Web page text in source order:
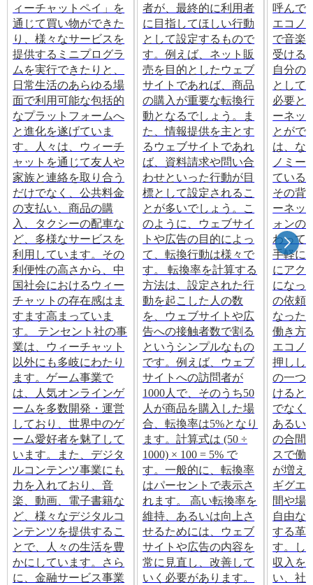
ィーチャットペイ」を
通じて買い物ができた
り、様々なサービスを
提供するミニプログラ
ムを実行できたりと、
日常生活のあらゆる場
面で利用可能な包括的
なプラットフォームへ
と進化を遂げていま
す。人々は、ウィーチ
ャットを通じて友人や
家族と連絡を取り合う
だけでなく、公共料金
の支払い、商品の購
入、タクシーの配車な
ど、多様なサービスを
利用しています。その
利便性の高さから、中
国社会におけるウィー
チャットの存在感はま
すます高まっていま
す。 テンセント社の事
業は、ウィーチャット
以外にも多岐にわたり
ます。ゲーム事業で
は、人気オンラインゲ
ームを多数開発・運営
しており、世界中のゲ
ーム愛好者を魅了して
います。また、デジタ
ルコンテンツ事業にも
力を入れており、音
楽、動画、電子書籍な
ど、様々なデジタルコ
ンテンツを提供するこ
とで、人々の生活を豊
かにしています。さら
に、金融サービス事業
者が、最終的に利用者
に目指してほしい行動
として設定するもので
す。例えば、ネット販
売を目的としたウェブ
サイトであれば、商品
の購入が重要な転換行
動となるでしょう。ま
た、情報提供を主とす
るウェブサイトであれ
ば、資料請求や問い合
わせといった行動が目
標として設定されるこ
とが多いでしょう。こ
のように、ウェブサイ
トや広告の目的によっ
て、転換行動は様々で
す。 転換率を計算する
方法は、設定された行
動を起こした人の数
を、ウェブサイトや広
告への接触者数で割る
というシンプルなもの
です。例えば、ウェブ
サイトへの訪問者が
1000人で、そのうち50
人が商品を購入した場
合、転換率は5%となり
ます。計算式は (50 ÷
1000) × 100 = 5% で
す。一般的に、転換率
はパーセントで表示さ
れます。 高い転換率を
維持、あるいは向上さ
せるためには、ウェブ
サイトや広告の内容を
常に見直し、改善して
いく必要があります。
呼んで
エコノ
で音楽
受ける
自分の
として
必要と
ーネッ
とがで
は、な
ノミー
ている
その背
ーネッ
ォンの
わって
手軽に
にアク
になっ
の依頼
なった
働き方
エコノ
押しし
の一つ
けると
でなく
あるい
の合間
スで働
が増え
ギグエ
間や場
自由な
する革
す。し
収入を
い、社